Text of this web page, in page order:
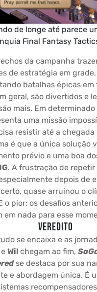
de longe até parece
Final Fantasy
da campanha
de estratégia em grade,
batalhas épicas em
geral, são divertidos e
mais. Em
uma missão
resistir até a chegada
é que a única solução
prévio e uma boa
. A frustração de repetir
depois de
quase arruinou o
o pior: os desafios
em nada para esse
VEREDITO
se encaixa e as
e Wil chegam ao fim,
se destaca por sua
e abordagem única. É